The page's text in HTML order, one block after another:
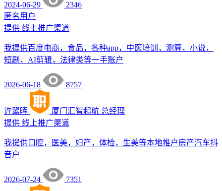
2024-06-29
2346
匿名用户
提供 线上推广渠道
我提供百度电商，食品，各种app，中医培训，测算，小说，
短剧，AI剪辑，法律类等一手账户
2026-06-18 8757
许鹭晖 厦门汇智起航 总经理
提供 线上推广渠道
我提供口腔，医美，妇产，体检，生美等本地推户房产汽车抖
音户
2026-07-24 7351